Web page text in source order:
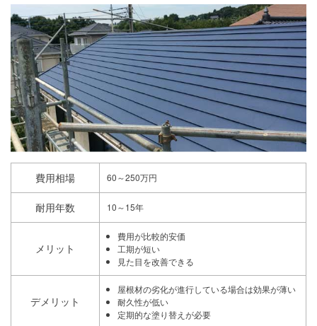
費用相場 60～250万円
耐用年数 10～15年
メリット
費用が比較的安価
工期が短い
見た目を改善できる
デメリット
屋根材の劣化が進行している場合は効果が薄い
耐久性が低い
定期的な塗り替えが必要